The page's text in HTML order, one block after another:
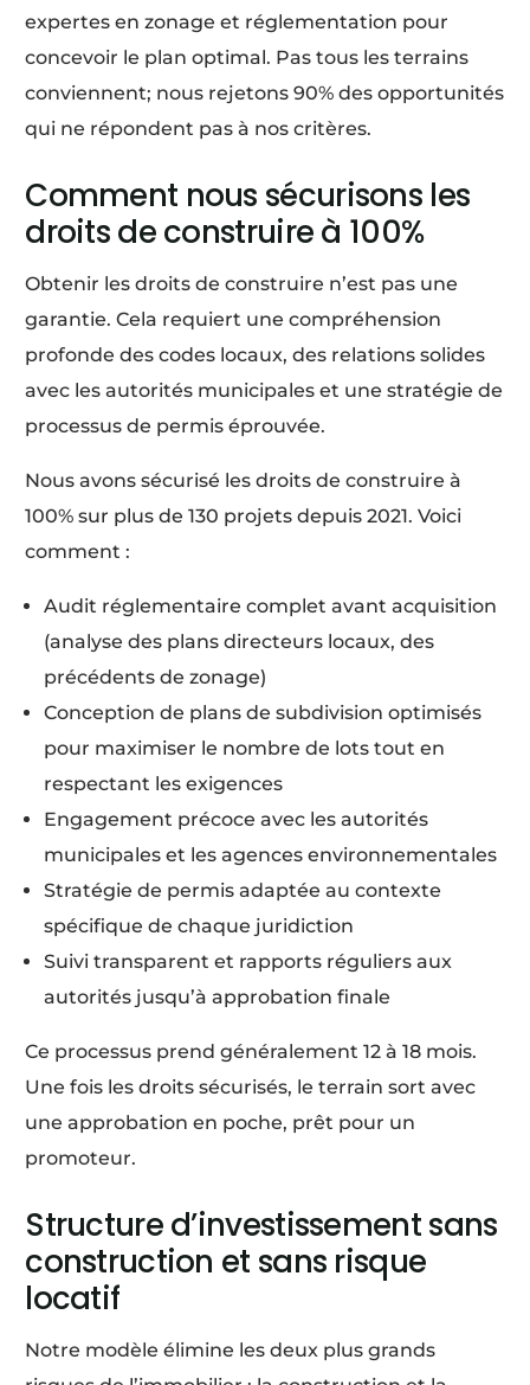
expertes en zonage et réglementation pour
concevoir le plan optimal. Pas tous les terrains
conviennent; nous rejetons 90% des opportunités
qui ne répondent pas à nos critères.
Comment nous sécurisons les
droits de construire à 100%
Obtenir les droits de construire n’est pas une
garantie. Cela requiert une compréhension
profonde des codes locaux, des relations solides
avec les autorités municipales et une stratégie de
processus de permis éprouvée.
Nous avons sécurisé les droits de construire à
100% sur plus de 130 projets depuis 2021. Voici
comment :
Audit réglementaire complet avant acquisition
(analyse des plans directeurs locaux, des
précédents de zonage)
Conception de plans de subdivision optimisés
pour maximiser le nombre de lots tout en
respectant les exigences
Engagement précoce avec les autorités
municipales et les agences environnementales
Stratégie de permis adaptée au contexte
spécifique de chaque juridiction
Suivi transparent et rapports réguliers aux
autorités jusqu’à approbation finale
Ce processus prend généralement 12 à 18 mois.
Une fois les droits sécurisés, le terrain sort avec
une approbation en poche, prêt pour un
promoteur.
Structure d’investissement sans
construction et sans risque
locatif
Notre modèle élimine les deux plus grands